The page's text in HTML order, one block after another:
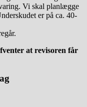
Vi skal planlægge
er på ca. 40-
at revisoren får